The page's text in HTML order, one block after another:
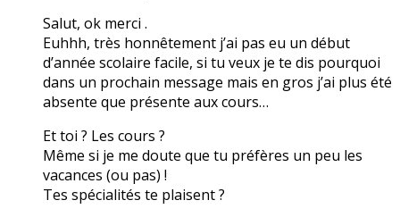
Salut, ok merci .
Euhhh, très honnêtement j’ai pas eu un début
d’année scolaire facile, si tu veux je te dis pourquoi
dans un prochain message mais en gros j’ai plus été
absente que présente aux cours…
Et toi ? Les cours ?
Même si je me doute que tu préfères un peu les
vacances (ou pas) !
Tes spécialités te plaisent ?